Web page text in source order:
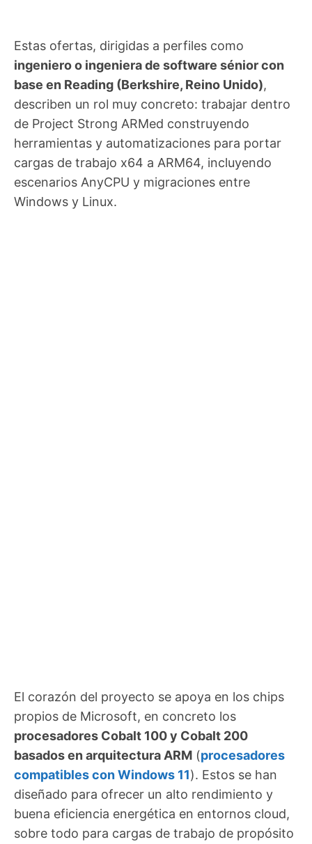
Estas ofertas, dirigidas a perfiles como
ingeniero o ingeniera de software sénior con
base en Reading (Berkshire, Reino Unido),
describen un rol muy concreto: trabajar dentro
de Project Strong ARMed construyendo
herramientas y automatizaciones para portar
cargas de trabajo x64 a ARM64, incluyendo
escenarios AnyCPU y migraciones entre
Windows y Linux.
El corazón del proyecto se apoya en los chips
propios de Microsoft, en concreto los
procesadores Cobalt 100 y Cobalt 200
basados en arquitectura ARM (procesadores
compatibles con Windows 11). Estos se han
diseñado para ofrecer un alto rendimiento y
buena eficiencia energética en entornos cloud,
sobre todo para cargas de trabajo de propósito